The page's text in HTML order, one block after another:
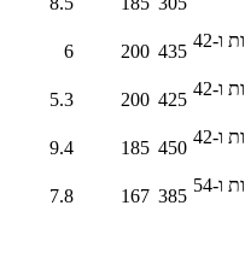
9 שעות ו-42
435
200
6
9 שעות ו-42
425
200
5.3
9 שעות ו-42
450
185
9.4
6 שעות ו-54
385
167
7.8